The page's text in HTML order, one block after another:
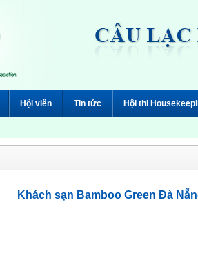
Hội viên Tin tức Hội thi
Khách sạn Bamboo Green Đà